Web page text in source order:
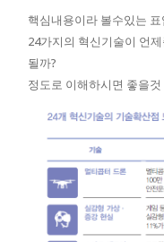
핵심내용이라 볼수있는 표
24가지의 혁신기술이 언
될까?
정도로 이해하시면 좋을